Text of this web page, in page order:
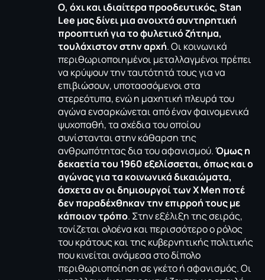
Ο, όχι και ιδιαίτερα προοδευτικός, Stan
Lee μας δίνει μια ανοιχτά συντηρητική
προοπτική για το φυλετικό ζήτημα,
τουλάχιστον στην αρχή. Οι κοινωνικά
περιθωριοποιημένοι μεταλλαγμένοι πρέπει
να κρύψουν την ταυτότητά τους για να
επιβιώσουν, υποτασσόμενοι στα
στερεότυπα, ενώ η μαχητική πλευρά του
αγώνα ενσαρκώνεται από έναν φαινομενικά
ψυχοπαθή, τα σχέδια του οποίου
συνίστανται στην κάθαρση της
ανθρωπότητας δια του αφανισμού.Όμως η
δεκαετία του 1960 εξελίσσεται, όπως και ο
αγώνας για τα κοινωνικά δικαιώματα,
άσχετα αν οι δημιουργοί των X Men ποτέ
δεν παραδέχθηκαν την επιρροή τους με
κάποιον τρόπο. Στην εξέλιξη της σειράς,
τονίζεται ολοένα και περισσότερο ο ρόλος
του κράτους και της κυβερνητικής πολιτικής
που κινείται ανάμεσα στο δίπολο
περιθωριοποίηση σε γκέτο ή αφανισμός. Οι